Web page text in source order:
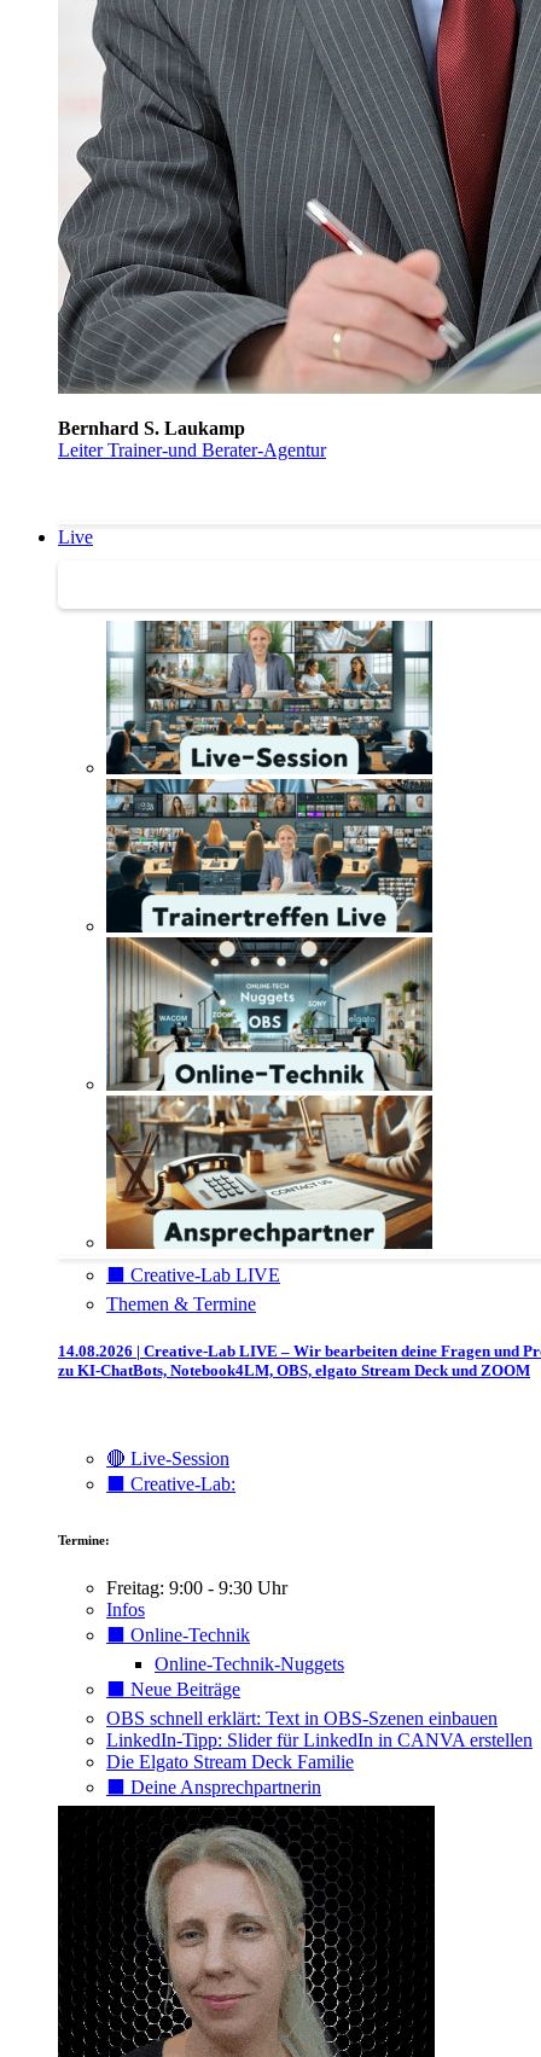
Bernhard S. Laukamp
Leiter Trainer-und Berater-Agentur
Live
⬛️ Creative-Lab LIVE
Themen & Termine
14.08.2026 | Creative-Lab LIVE – Wir bearbeiten deine Fragen und
zu KI-ChatBots, Notebook4LM, OBS, elgato Stream Deck und ZOOM
🔴 Live-Session
⬛️ Creative-Lab:
Termine:
Freitag: 9:00 - 9:30 Uhr
Infos
⬛️ Online-Technik
Online-Technik-Nuggets
⬛️ Neue Beiträge
OBS schnell erklärt: Text in OBS-Szenen einbauen
LinkedIn-Tipp: Slider für LinkedIn in CANVA erstellen
Die Elgato Stream Deck Familie
⬛️ Deine Ansprechpartnerin